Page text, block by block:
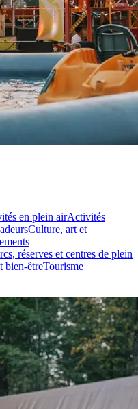
en plein airActivités
Culture, art et
réserves et centres de plein
bien-êtreTourisme